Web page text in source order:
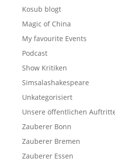
Kosub blogt
Magic of China
My favourite Events
Podcast
Show Kritiken
Simsalashakespeare
Unkategorisiert
Unsere öffentlichen
Zauberer Bonn
Zauberer Bremen
Zauberer Essen